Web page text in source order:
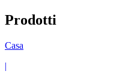
Prodotti
Casa
|